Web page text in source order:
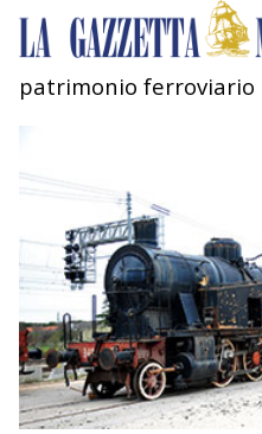
AMBIENTE
INDUSTRIA
RICERCA
ECONOMIA
TURISMO
patrimonio ferroviario